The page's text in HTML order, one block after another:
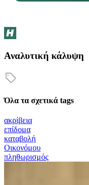
Αναλυτική κάλυψη
Όλα τα σχετικά tags
ακρίβεια
επίδομα
καταβολή
Οικονόμου
πληθωρισμός